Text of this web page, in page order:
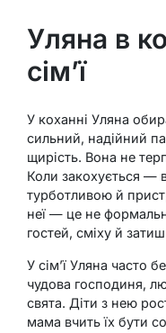
Уляна в
сім’ї
У коханні Уляна
сильний, надійний
щирість. Вона не
Коли закохується —
турботливою й
неї — це не
гостей, сміху й
У сім’ї Уляна часто
чудова господиня,
свята. Діти з нею
мама вчить їх бути